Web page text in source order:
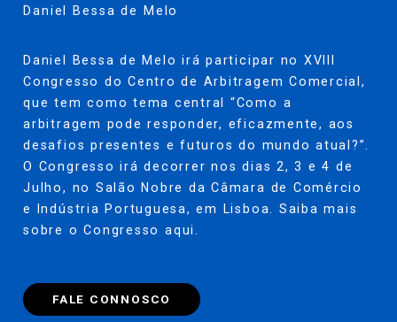
Daniel Bessa de Melo
Daniel Bessa de Melo irá participar no XVIII
Congresso do Centro de Arbitragem Comercial,
que tem como tema central “Como a
arbitragem pode responder, eficazmente, aos
desafios presentes e futuros do mundo atual?”.
O Congresso irá decorrer nos dias 2, 3 e 4 de
Julho, no Salão Nobre da Câmara de Comércio
e Indústria Portuguesa, em Lisboa. Saiba mais
sobre o Congresso aqui
FALE CONNOSCO